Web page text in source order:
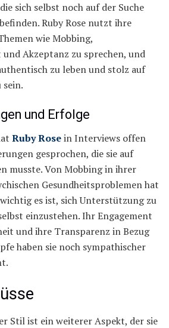
sich selbst noch auf der Suche
Ruby Rose nutzt ihre
wie Mobbing,
Akzeptanz zu sprechen, und
zu leben und stolz auf
und Erfolge
Ruby Rosein Interviews offen
gesprochen, die sie auf
musste. Von Mobbing in ihrer
Gesundheitsproblemen hat
es ist, sich Unterstützung zu
einzustehen. Ihr Engagement
und ihre Transparenz in Bezug
haben sie noch sympathischer
Stil ist ein weiterer Aspekt, der sie